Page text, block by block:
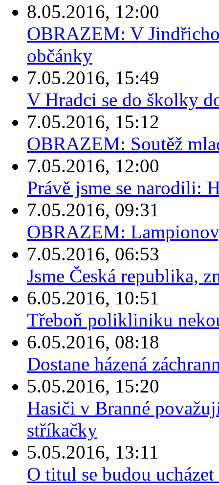
8.05.2016, 12:00
OBRAZEM: V
občánky
7.05.2016, 15:49
V Hradci se do školky
7.05.2016, 15:12
OBRAZEM: Soutěž
7.05.2016, 12:00
Právě jsme se narodili:
7.05.2016, 09:31
OBRAZEM:
7.05.2016, 06:53
Jsme Česká republika,
6.05.2016, 10:51
Třeboň polikliniku
6.05.2016, 08:18
Dostane házená
5.05.2016, 15:20
Hasiči v Branné
stříkačky
5.05.2016, 13:11
O titul se budou